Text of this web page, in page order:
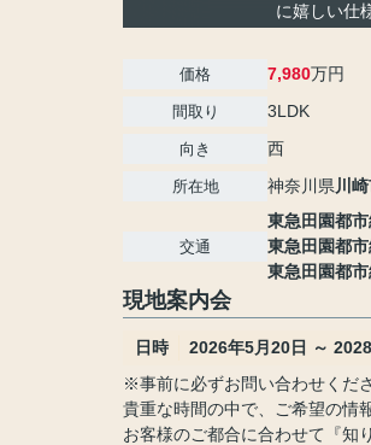
に嬉しい仕
価格 7,980万円
間取り 3LDK
向き 西
所在地 神奈川県川
交通
東急田園都
東急田園都
東急田園都
現地案内会
日時
2026年5月20日 ～
※事前に必ずお問い合わせくだ
貴重な時間の中で、ご希望の情
お客様のご都合に合わせて『知